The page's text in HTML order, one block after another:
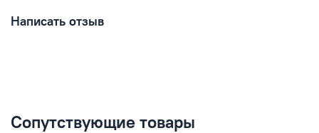
Написать отзыв
Сопутствующие товары